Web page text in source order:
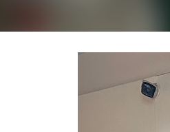
Service Solution